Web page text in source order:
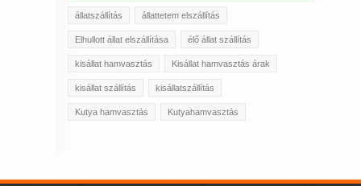
állatszállítás állattetem elszállítás
Elhullott állat elszállítása élő állat szállítás
kisállat hamvasztás Kisállat hamvasztás árak
kisállat szállítás kisállatszállítás
Kutya hamvasztás Kutyahamvasztás